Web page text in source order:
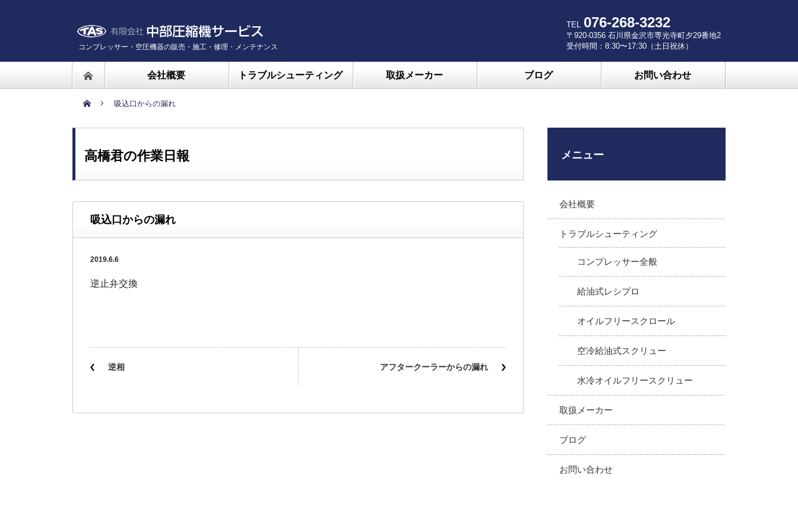
コンプレッサー・空圧機器の販売・施工・修理・メンテナンス
TEL 076-268-3232
〒920-0356 石川県金沢市専光寺町夕29番地2
受付時間：8:30〜17:30（土日祝休）
会社概要 トラブルシューティング 取扱メーカー ブログ お問い合わせ
吸込口からの漏れ
高橋君の作業日報
吸込口からの漏れ
2019.6.6
逆止弁交換
逆相 アフタークーラーからの漏れ
メニュー
会社概要
トラブルシューティング
コンプレッサー全般
給油式レシプロ
オイルフリースクロール
空冷給油式スクリュー
水冷オイルフリースクリュー
取扱メーカー
ブログ
お問い合わせ